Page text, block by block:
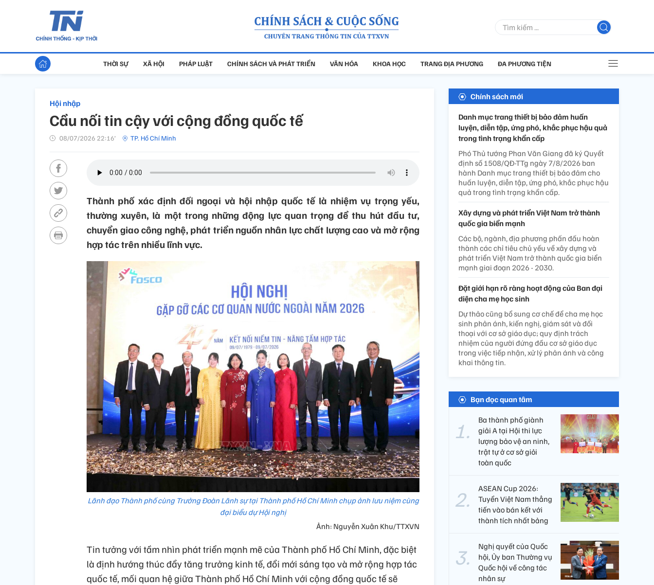
THỜI SỰ XÃ HỘI PHÁP LUẬT CHÍNH SÁCH VÀ PHÁT TRIỂN VĂN HÓA KHOA HỌC TRANG ĐỊA PHƯƠNG ĐA PHƯƠNG TIỆN
Hội nhập
Cầu nối tin cậy với cộng đồng quốc tế
08/07/2026 22:16’ TP. Hồ Chí Minh
Thành phố xác định đối ngoại và hội nhập quốc tế là nhiệm vụ trọng yếu,
thường xuyên, là một trong những động lực quan trọng để thu hút đầu tư,
chuyển giao công nghệ, phát triển nguồn nhân lực chất lượng cao và mở rộng
hợp tác trên nhiều lĩnh vực.
Lãnh đạo Thành phố cùng Trưởng Đoàn Lãnh sự tại Thành phố Hồ Chí Minh chụp ảnh lưu niệm cùng
đại biểu dự Hội nghị
Ảnh: Nguyễn Xuân Khu/TTXVN
Tin tưởng với tầm nhìn phát triển mạnh mẽ của Thành phố Hồ Chí Minh, đặc biệt
là định hướng thúc đẩy tăng trưởng kinh tế, đổi mới sáng tạo và mở rộng hợp tác
quốc tế, mối quan hệ giữa Thành phố Hồ Chí Minh với cộng đồng quốc tế sẽ
Chính sách mới
Danh mục trang thiết bị bảo đảm huấn
luyện, diễn tập, ứng phó, khắc phục hậu quả
trong tình trạng khẩn cấp
Phó Thủ tướng Phan Văn Giang đã ký Quyết
định số 1508/QĐ-TTg ngày 7/8/2026 ban
hành Danh mục trang thiết bị bảo đảm cho
huấn luyện, diễn tập, ứng phó, khắc phục hậu
quả trong tình trạng khẩn cấp.
Xây dựng và phát triển Việt Nam trở thành
quốc gia biển mạnh
Các bộ, ngành, địa phương phấn đấu hoàn
thành các chỉ tiêu chủ yếu về xây dựng và
phát triển Việt Nam trở thành quốc gia biển
mạnh giai đoạn 2026 - 2030.
Đặt giới hạn rõ ràng hoạt động của Ban đại
diện cha mẹ học sinh
Dự thảo cũng bổ sung cơ chế để cha mẹ học
sinh phản ánh, kiến nghị, giám sát và đối
thoại với cơ sở giáo dục; quy định trách
nhiệm của người đứng đầu cơ sở giáo dục
trong việc tiếp nhận, xử lý phản ánh và công
khai thông tin.
Bạn đọc quan tâm
Ba thành phố giành
giải A tại Hội thi lực
lượng bảo vệ an ninh,
trật tự ở cơ sở giỏi
toàn quốc
ASEAN Cup 2026:
Tuyển Việt Nam thẳng
tiến vào bán kết với
thành tích nhất bảng
Nghị quyết của Quốc
hội, Ủy ban Thường vụ
Quốc hội về công tác
nhân sự